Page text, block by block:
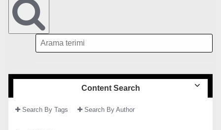
Content Search
Search By Tags Search By Author